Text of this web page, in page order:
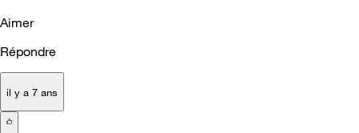
Aimer
Répondre
il y a 7 ans